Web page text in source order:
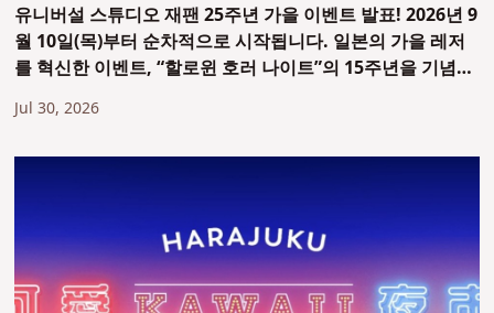
유니버설 스튜디오 재팬 25주년 가을 이벤트 발표! 2026년 9
월 10일(목)부터 순차적으로 시작됩니다. 일본의 가을 레저
를 혁신한 이벤트, “할로윈 호러 나이트”의 15주년을 기념합
Jul 30, 2026